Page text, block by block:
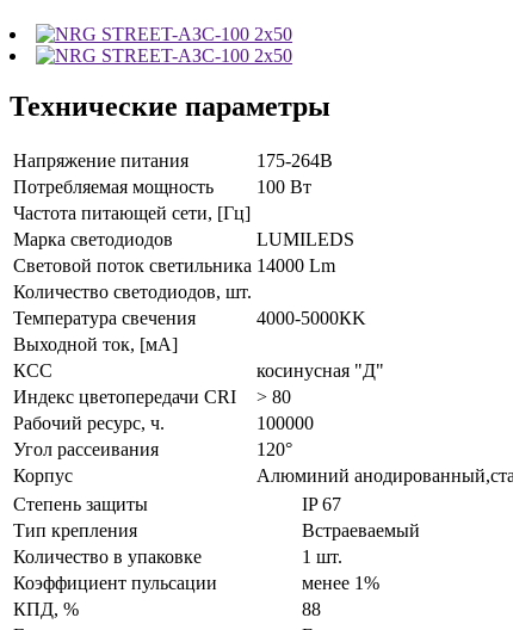
Технические параметры
Напряжение питания
175-264В
Потребляемая мощность
100 Вт
Частота питающей сети, [Гц]
Марка светодиодов
LUMILEDS
Световой поток светильника 14000 Lm
Количество светодиодов, шт.
Температура свечения
4000-5000КK
Выходной ток, [мА]
КСС
косинусная "Д"
Индекс цветопередачи CRI
> 80
Рабочий ресурс, ч.
100000
Угол рассеивания
120°
Корпус
Алюминий
Степень защиты
IP 67
Тип крепления
Встраеваемый
Количество в упаковке
1 шт.
Коэффициент пульсации
менее 1%
КПД, %
88